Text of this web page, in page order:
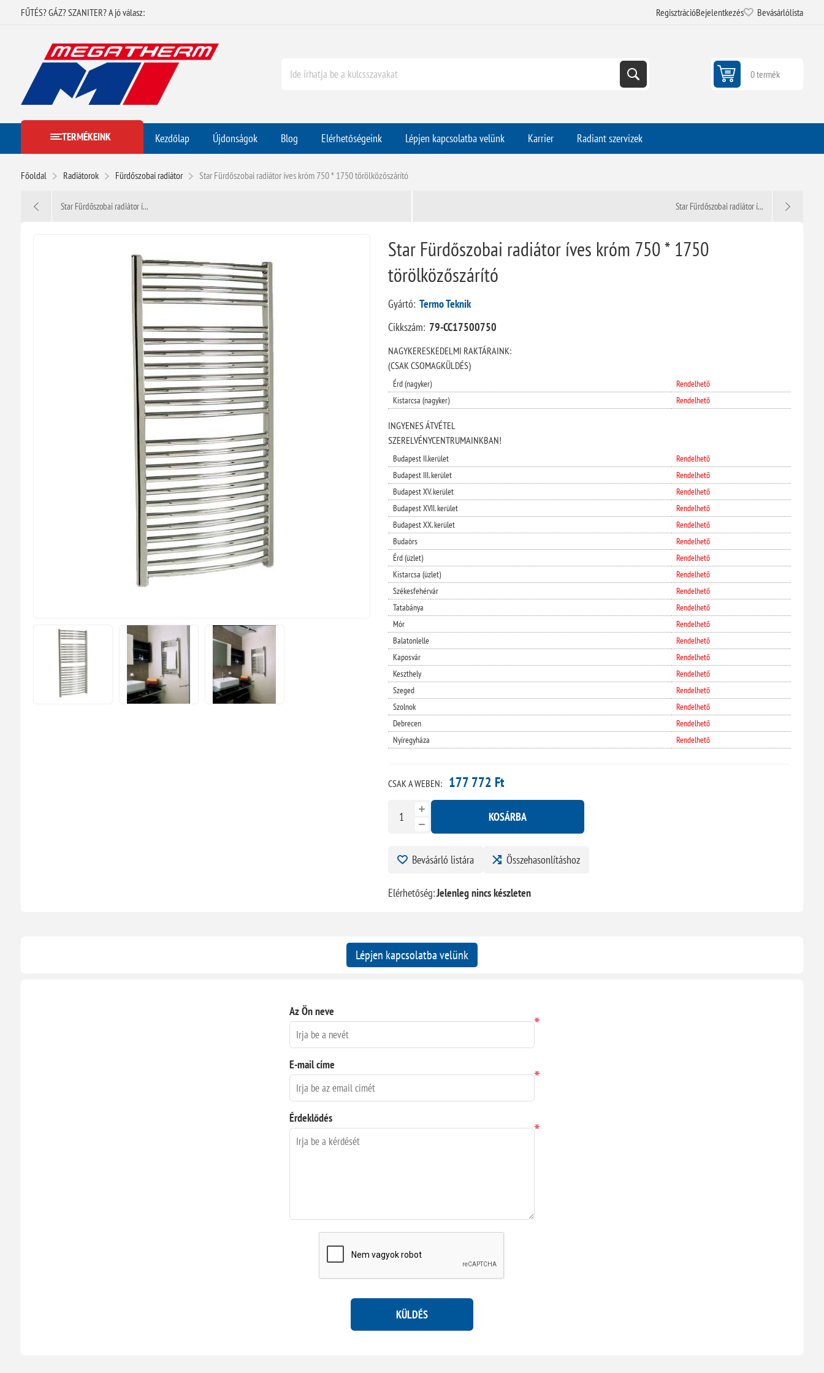
FŰTÉS? GÁZ? SZANITER? A jó válasz: RegisztrációBejelentkezés Bevásárlólista
0 termék
TERMÉKEINK Kezdőlap Újdonságok Blog Elérhetőségeink Lépjen kapcsolatba velünk Karrier Radiant szervizek
Főoldal Radiátorok Fürdőszobai radiátor Star Fürdőszobai radiátor íves króm 750 * 1750 törölközőszárító
Star Fürdőszobai radiátor í... Star Fürdőszobai radiátor í...
Star Fürdőszobai radiátor íves króm 750 * 1750
törölközőszárító
Gyártó: Termo Teknik
Cikkszám: 79-CC17500750
NAGYKERESKEDELMI RAKTÁRAINK:
(CSAK CSOMAGKÜLDÉS)
Érd (nagyker)
Rendelhető
Kistarcsa (nagyker)
Rendelhető
INGYENES ÁTVÉTEL
SZERELVÉNYCENTRUMAINKBAN!
Budapest II.kerület
Rendelhető
Budapest III. kerület
Rendelhető
Budapest XV. kerület
Rendelhető
Budapest XVII. kerület
Rendelhető
Budapest XX. kerület
Rendelhető
Budaörs
Rendelhető
Érd (üzlet)
Rendelhető
Kistarcsa (üzlet)
Rendelhető
Székesfehérvár
Rendelhető
Tatabánya
Rendelhető
Mór
Rendelhető
Balatonlelle
Rendelhető
Kaposvár
Rendelhető
Keszthely
Rendelhető
Szeged
Rendelhető
Szolnok
Rendelhető
Debrecen
Rendelhető
Nyíregyháza
Rendelhető
CSAK A WEBEN: 177 772 Ft
KOSÁRBA
Bevásárló listára Összehasonlításhoz
Elérhetőség:Jelenleg nincs készleten
Lépjen kapcsolatba velünk
Az Ön neve
*
E-mail címe
*
Érdeklődés
*
KÜLDÉS